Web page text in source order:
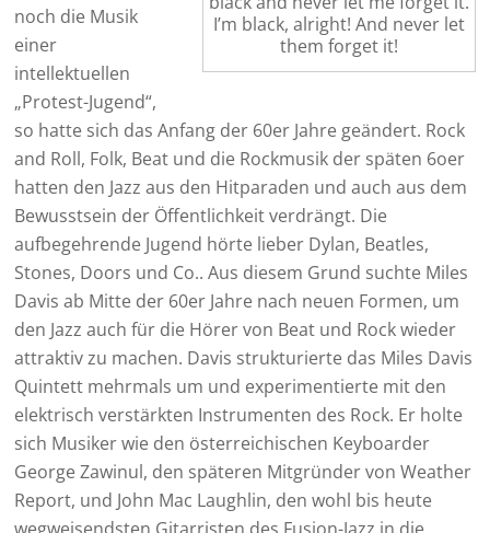
I’m black, alright! And never let
them forget it!
noch die Musik
einer
intellektuellen
„Protest-Jugend“,
so hatte sich das Anfang der 60er Jahre geändert. Rock
and Roll, Folk, Beat und die Rockmusik der späten 6oer
hatten den Jazz aus den Hitparaden und auch aus dem
Bewusstsein der Öffentlichkeit verdrängt. Die
aufbegehrende Jugend hörte lieber Dylan, Beatles,
Stones, Doors und Co.. Aus diesem Grund suchte Miles
Davis ab Mitte der 60er Jahre nach neuen Formen, um
den Jazz auch für die Hörer von Beat und Rock wieder
attraktiv zu machen. Davis strukturierte das Miles Davis
Quintett mehrmals um und experimentierte mit den
elektrisch verstärkten Instrumenten des Rock. Er holte
sich Musiker wie den österreichischen Keyboarder
George Zawinul, den späteren Mitgründer von Weather
Report, und John Mac Laughlin, den wohl bis heute